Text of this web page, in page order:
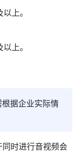
上。
上。
据企业实际情
时进行音视频会